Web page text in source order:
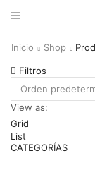
Inicio Shop
Filtros
View as:
Grid
List
CATEGORÍAS